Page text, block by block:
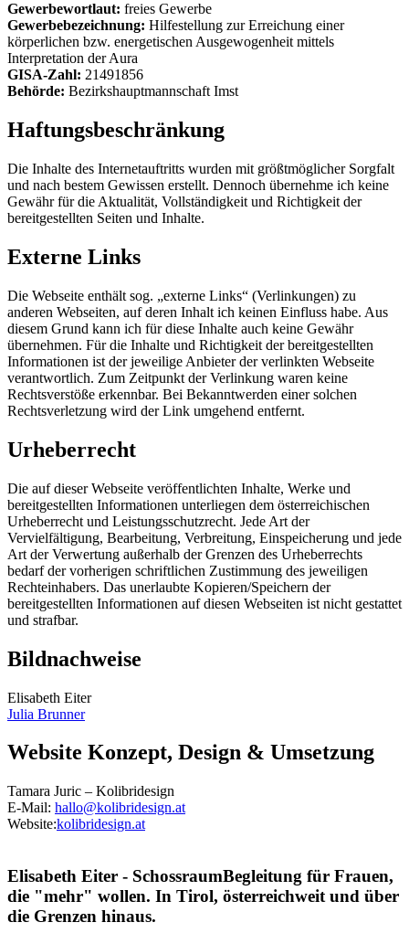
Gewerbewortlaut: freies Gewerbe
Gewerbebezeichnung: Hilfestellung zur Erreichung einer
körperlichen bzw. energetischen Ausgewogenheit mittels
Interpretation der Aura
GISA-Zahl: 21491856
Behörde: Bezirkshauptmannschaft Imst
Haftungsbeschränkung
Die Inhalte des Internetauftritts wurden mit größtmöglicher Sorgfalt
und nach bestem Gewissen erstellt. Dennoch übernehme ich keine
Gewähr für die Aktualität, Vollständigkeit und Richtigkeit der
bereitgestellten Seiten und Inhalte.
Externe Links
Die Webseite enthält sog. „externe Links“ (Verlinkungen) zu
anderen Webseiten, auf deren Inhalt ich keinen Einfluss habe. Aus
diesem Grund kann ich für diese Inhalte auch keine Gewähr
übernehmen. Für die Inhalte und Richtigkeit der bereitgestellten
Informationen ist der jeweilige Anbieter der verlinkten Webseite
verantwortlich. Zum Zeitpunkt der Verlinkung waren keine
Rechtsverstöße erkennbar. Bei Bekanntwerden einer solchen
Rechtsverletzung wird der Link umgehend entfernt.
Urheberrecht
Die auf dieser Webseite veröffentlichten Inhalte, Werke und
bereitgestellten Informationen unterliegen dem österreichischen
Urheberrecht und Leistungsschutzrecht. Jede Art der
Vervielfältigung, Bearbeitung, Verbreitung, Einspeicherung und jede
Art der Verwertung außerhalb der Grenzen des Urheberrechts
bedarf der vorherigen schriftlichen Zustimmung des jeweiligen
Rechteinhabers. Das unerlaubte Kopieren/Speichern der
bereitgestellten Informationen auf diesen Webseiten ist nicht gestattet
und strafbar.
Bildnachweise
Elisabeth Eiter
Julia Brunner
Website Konzept, Design & Umsetzung
Tamara Juric – Kolibridesign
E-Mail: hallo@kolibridesign.at
Website:kolibridesign.at
Elisabeth Eiter - SchossraumBegleitung für Frauen,
die "mehr" wollen. In Tirol, österreichweit und über
die Grenzen hinaus.